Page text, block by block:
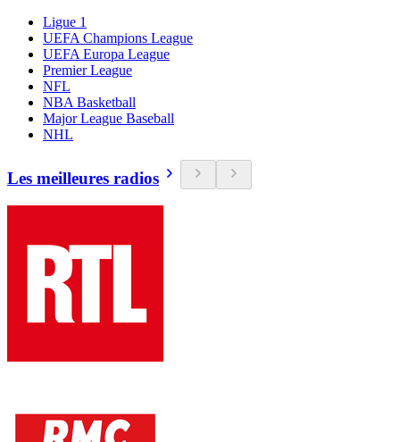
Ligue 1
UEFA Champions League
UEFA Europa League
Premier League
NFL
NBA Basketball
Major League Baseball
NHL
Les meilleures radios